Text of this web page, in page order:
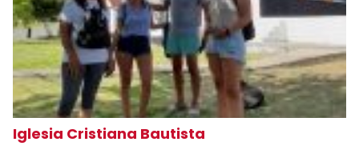
Iglesia Cristiana Bautista